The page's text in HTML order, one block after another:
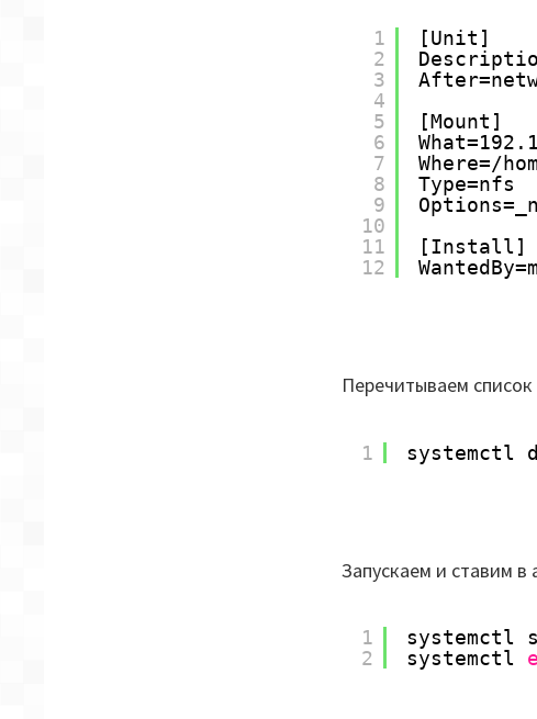
1
2
3
4
5
6
7
8
9
10
11
12
[Unit]
[Mount]
Where=/
Type=nfs
[Install]
Перечитываем
1 systemctl
Запускаем и ставим в
1
2
systemctl
systemctl